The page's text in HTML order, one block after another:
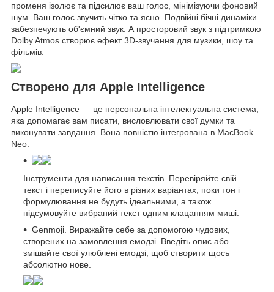
променя ізолює та підсилює ваш голос, мінімізуючи фоновий
шум. Ваш голос звучить чітко та ясно. Подвійні бічні динаміки
забезпечують об'ємний звук. А просторовий звук з підтримкою
Dolby Atmos створює ефект 3D-звучання для музики, шоу та
фільмів.
Створено для Apple Intelligence
Apple Intelligence — це персональна інтелектуальна система,
яка допомагає вам писати, висловлювати свої думки та
виконувати завдання. Вона повністю інтегрована в MacBook
Neo:
Інструменти для написання текстів. Перевіряйте свій
текст і переписуйте його в різних варіантах, поки тон і
формулювання не будуть ідеальними, а також
підсумовуйте вибраний текст одним клацанням миші.
Genmoji. Виражайте себе за допомогою чудових,
створених на замовлення емодзі. Введіть опис або
змішайте свої улюблені емодзі, щоб створити щось
абсолютно нове.